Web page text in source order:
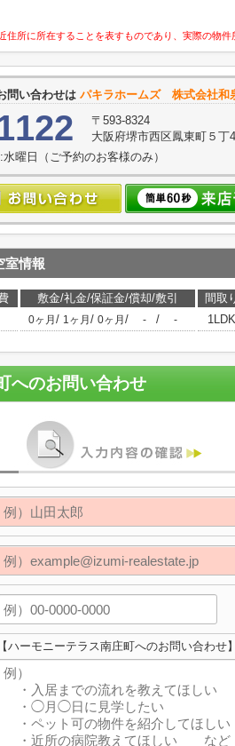
所に所在することを表すものであり、実際の物件
問い合わせは パキラホームズ 株式会社和
〒593-8324
大阪府堺市西区鳳東町５
曜日（ご予約のお客様のみ）
室情報
敷金/礼金/保証金/償却/敷引 間取
0ヶ月 / 1ヶ月 / 0ヶ月 / - / - 1LDK
へのお問い合わせ
【ハーモニーテラス南庄町へのお問い合わせ】